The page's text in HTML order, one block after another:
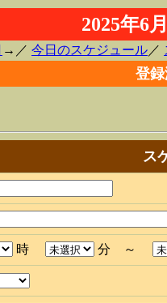
2025年6
→／ 今日のスケジュール ／
登
ス
時 分 ～